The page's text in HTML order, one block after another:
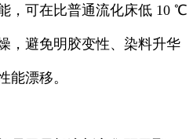
，可在比普通流化床低 10 ℃
，避免明胶变性、染料升华
能漂移。